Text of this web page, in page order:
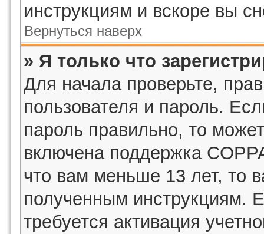
инструкциям и вскоре вы
Вернуться наверх
» Я только что
Для начала проверьте,
пользователя и пароль.
пароль правильно, то
включена поддержка
что вам меньше 13 лет, то
полученным инструкциям.
требуется активация